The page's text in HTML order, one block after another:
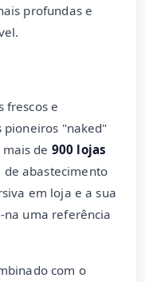
profundas e
frescos e
pioneiros "naked"
de 900 lojas
de abastecimento
em loja e a sua
na uma referência
com o